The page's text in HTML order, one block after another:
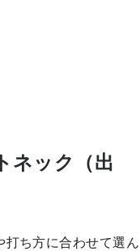
ネック（出
打ち方に合わせて選ん